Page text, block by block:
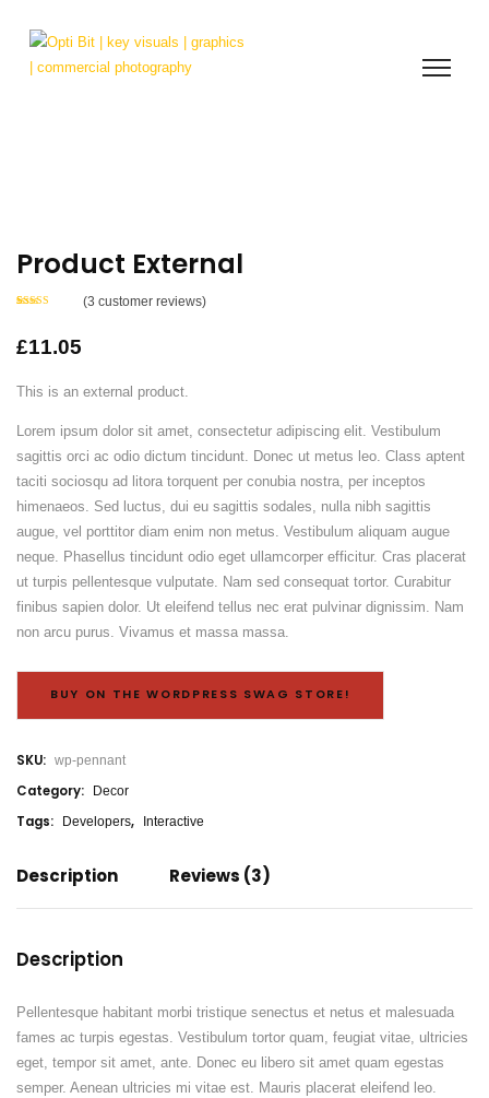
Product External
of 5 based
on
(3 customer reviews)
£11.05
This is an external product.
Lorem ipsum dolor sit amet, consectetur adipiscing elit. Vestibulum
sagittis orci ac odio dictum tincidunt. Donec ut metus leo. Class aptent
taciti sociosqu ad litora torquent per conubia nostra, per inceptos
himenaeos. Sed luctus, dui eu sagittis sodales, nulla nibh sagittis
augue, vel porttitor diam enim non metus. Vestibulum aliquam augue
neque. Phasellus tincidunt odio eget ullamcorper efficitur. Cras placerat
ut turpis pellentesque vulputate. Nam sed consequat tortor. Curabitur
finibus sapien dolor. Ut eleifend tellus nec erat pulvinar dignissim. Nam
non arcu purus. Vivamus et massa massa.
BUY ON THE WORDPRESS SWAG STORE!
SKU: wp-pennant
Category: Decor
Tags: Developers, Interactive
Description Reviews (3)
Description
Pellentesque habitant morbi tristique senectus et netus et malesuada
fames ac turpis egestas. Vestibulum tortor quam, feugiat vitae, ultricies
eget, tempor sit amet, ante. Donec eu libero sit amet quam egestas
semper. Aenean ultricies mi vitae est. Mauris placerat eleifend leo.